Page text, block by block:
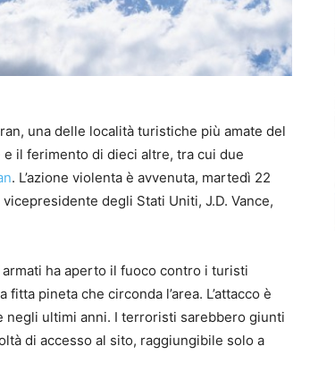
una delle località turistiche più amate del
il ferimento di dieci altre, tra cui due
. L’azione violenta è avvenuta, martedì 22
degli Stati Uniti, J.D. Vance,
ha aperto il fuoco contro i turisti
pineta che circonda l’area. L’attacco è
ultimi anni. I terroristi sarebbero giunti
di accesso al sito, raggiungibile solo a